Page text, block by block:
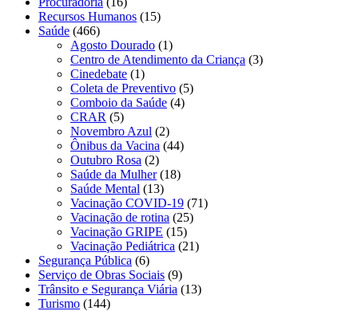
Recursos Humanos (15)
Saúde (466)
Agosto Dourado (1)
Centro de Atendimento da Criança (3)
Cinedebate (1)
Coleta de Preventivo (5)
Comboio da Saúde (4)
CRAR (5)
Novembro Azul (2)
Ônibus da Vacina (44)
Outubro Rosa (2)
Saúde da Mulher(18)
Saúde Mental (13)
Vacinação COVID-19 (71)
Vacinação de rotina (25)
Vacinação GRIPE (15)
Vacinação Pediátrica (21)
Segurança Pública (6)
Serviço de Obras Sociais (9)
Trânsito e Segurança Viária (13)
Turismo (144)